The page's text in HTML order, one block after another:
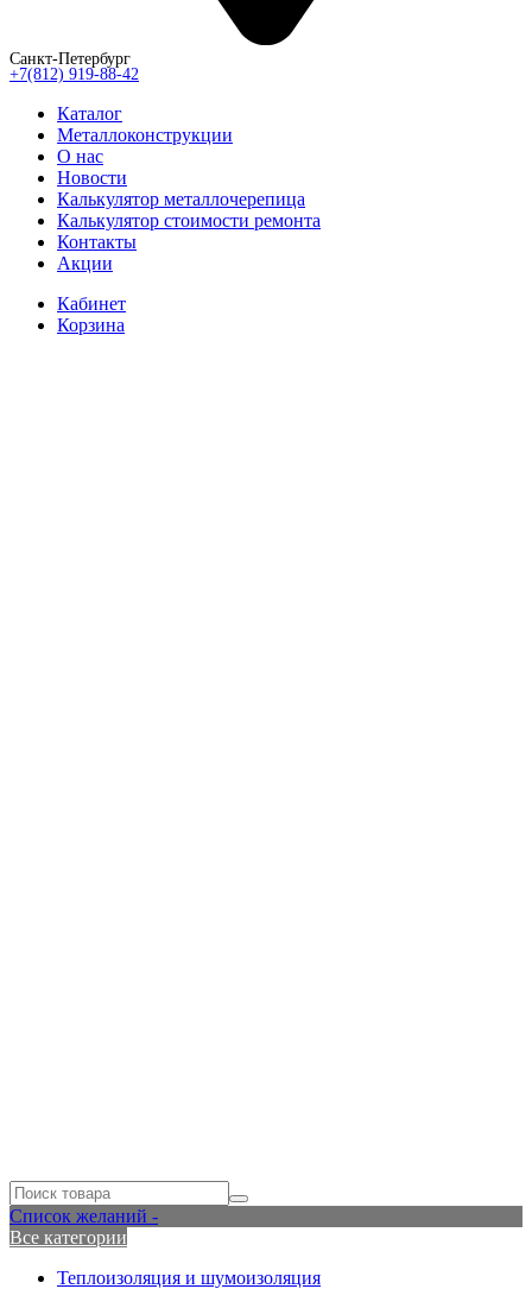
Санкт-Петербург
+7(812) 919-88-42
Каталог
Металлоконструкции
О нас
Новости
Калькулятор металлочерепица
Калькулятор стоимости ремонта
Контакты
Акции
Кабинет
Корзина
Список желаний -
Все категории
Теплоизоляция и шумоизоляция